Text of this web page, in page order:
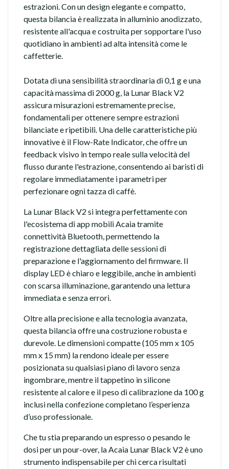
estrazioni. Con un design elegante e compatto,
questa bilancia è realizzata in alluminio anodizzato,
resistente all'acqua e costruita per sopportare l'uso
quotidiano in ambienti ad alta intensità come le
caffetterie.
Dotata di una sensibilità straordinaria di 0,1 g e una
capacità massima di 2000 g, la Lunar Black V2
assicura misurazioni estremamente precise,
fondamentali per ottenere sempre estrazioni
bilanciate e ripetibili. Una delle caratteristiche più
innovative è il Flow-Rate Indicator, che offre un
feedback visivo in tempo reale sulla velocità del
flusso durante l'estrazione, consentendo ai baristi di
regolare immediatamente i parametri per
perfezionare ogni tazza di caffè.
La Lunar Black V2 si integra perfettamente con
l'ecosistema di app mobili Acaia tramite
connettività Bluetooth, permettendo la
registrazione dettagliata delle sessioni di
preparazione e l'aggiornamento del firmware. Il
display LED è chiaro e leggibile, anche in ambienti
con scarsa illuminazione, garantendo una lettura
immediata e senza errori.
Oltre alla precisione e alla tecnologia avanzata,
questa bilancia offre una costruzione robusta e
durevole. Le dimensioni compatte (105 mm x 105
mm x 15 mm) la rendono ideale per essere
posizionata su qualsiasi piano di lavoro senza
ingombrare, mentre il tappetino in silicone
resistente al calore e il peso di calibrazione da 100 g
inclusi nella confezione completano l’esperienza
d’uso professionale.
Che tu stia preparando un espresso o pesando le
dosi per un pour-over, la Acaia Lunar Black V2 è uno
strumento indispensabile per chi cerca risultati